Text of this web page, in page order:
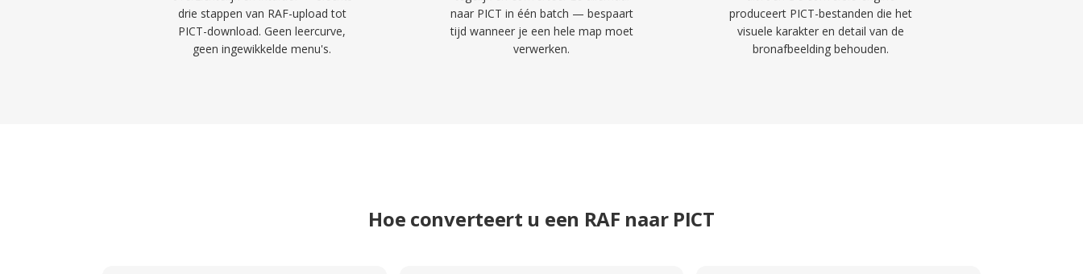
drie stappen van RAF-upload tot
PICT-download. Geen leercurve,
geen ingewikkelde menu's.
naar PICT in één batch — bespaart
tijd wanneer je een hele map moet
verwerken.
produceert PICT-bestanden die het
visuele karakter en detail van de
bronafbeelding behouden.
Hoe converteert u een RAF naar PICT